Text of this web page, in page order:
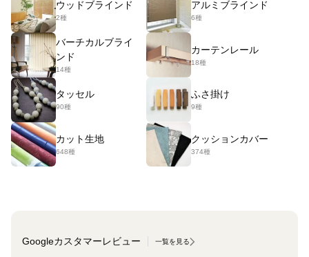
ウッドブラインド
2種
アルミブラインド
6種
バーチカルブライ
ンド
14種
カーテンレール
18種
タッセル
90種
ふさ掛け
9種
カット生地
648種
クッションカバー
374種
Googleカスタマーレビュー 一覧を見る